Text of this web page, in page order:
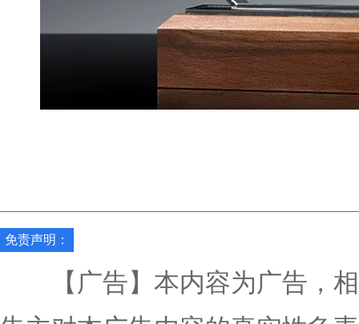
免责声明：
【广告】本内容为广告，相